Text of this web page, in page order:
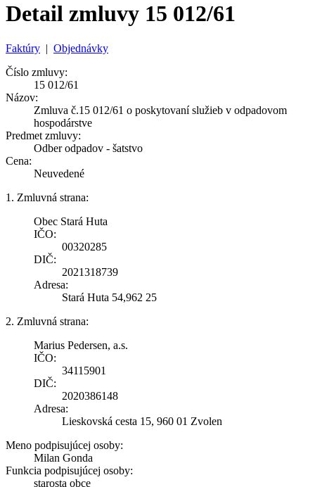
Detail zmluvy 15 012/61
Faktúry | Objednávky
Číslo zmluvy:
15 012/61
Názov:
Zmluva č.15 012/61 o poskytovaní služieb v odpadovom
hospodárstve
Predmet zmluvy:
Odber odpadov - šatstvo
Cena:
Neuvedené
1. Zmluvná strana:
Obec Stará Huta
IČO:
00320285
DIČ:
2021318739
Adresa:
Stará Huta 54,962 25
2. Zmluvná strana:
Marius Pedersen, a.s.
IČO:
34115901
DIČ:
2020386148
Adresa:
Lieskovská cesta 15, 960 01 Zvolen
Meno podpisujúcej osoby:
Milan Gonda
Funkcia podpisujúcej osoby:
starosta obce